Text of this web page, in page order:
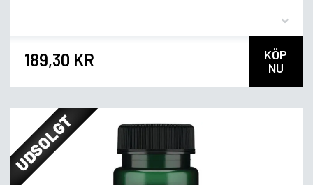
189,30 KR
KÖP
NU
UDSOLGT